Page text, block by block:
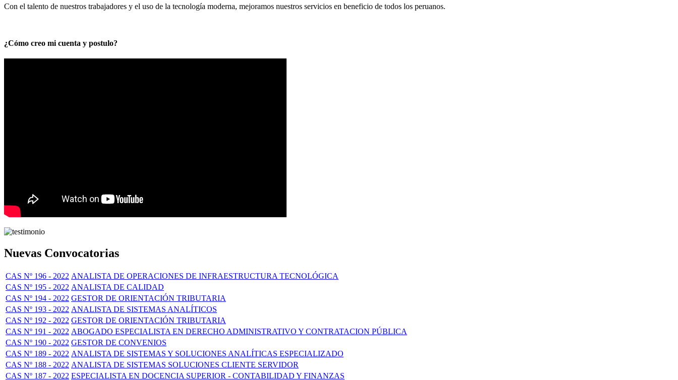
Con el talento de nuestros trabajadores y el uso de la tecnología moderna, mejoramos nuestros servicios en beneficio de todos los peruanos.
¿Cómo creo mi cuenta y postulo?
Nuevas Convocatorias
CAS Nº 196 - 2022 ANALISTA DE OPERACIONES DE INFRAESTRUCTURA TECNOLÓGICA
CAS Nº 195 - 2022 ANALISTA DE CALIDAD
CAS Nº 194 - 2022 GESTOR DE ORIENTACIÓN TRIBUTARIA
CAS Nº 193 - 2022 ANALISTA DE SISTEMAS ANALÍTICOS
CAS Nº 192 - 2022 GESTOR DE ORIENTACIÓN TRIBUTARIA
CAS Nº 191 - 2022 ABOGADO ESPECIALISTA EN DERECHO ADMINISTRATIVO Y CONTRATACION PÚBLICA
CAS Nº 190 - 2022 GESTOR DE CONVENIOS
CAS Nº 189 - 2022 ANALISTA DE SISTEMAS Y SOLUCIONES ANALÍTICAS ESPECIALIZADO
CAS Nº 188 - 2022 ANALISTA DE SISTEMAS SOLUCIONES CLIENTE SERVIDOR
CAS Nº 187 - 2022 ESPECIALISTA EN DOCENCIA SUPERIOR - CONTABILIDAD Y FINANZAS